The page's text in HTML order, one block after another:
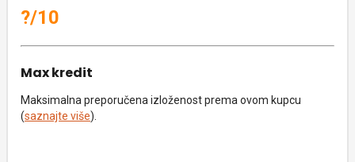
?/10
Max kredit
Maksimalna preporučena izloženost prema ovom kupcu
(saznajte više).